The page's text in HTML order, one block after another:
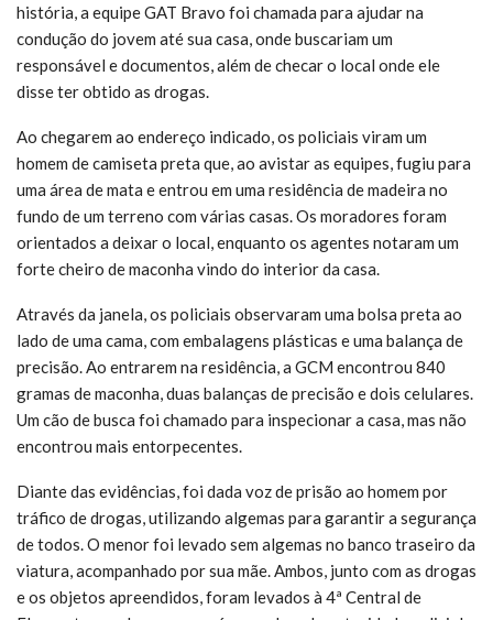
história, a equipe GAT Bravo foi chamada para ajudar na
condução do jovem até sua casa, onde buscariam um
responsável e documentos, além de checar o local onde ele
disse ter obtido as drogas.
Ao chegarem ao endereço indicado, os policiais viram um
homem de camiseta preta que, ao avistar as equipes, fugiu para
uma área de mata e entrou em uma residência de madeira no
fundo de um terreno com várias casas. Os moradores foram
orientados a deixar o local, enquanto os agentes notaram um
forte cheiro de maconha vindo do interior da casa.
Através da janela, os policiais observaram uma bolsa preta ao
lado de uma cama, com embalagens plásticas e uma balança de
precisão. Ao entrarem na residência, a GCM encontrou 840
gramas de maconha, duas balanças de precisão e dois celulares.
Um cão de busca foi chamado para inspecionar a casa, mas não
encontrou mais entorpecentes.
Diante das evidências, foi dada voz de prisão ao homem por
tráfico de drogas, utilizando algemas para garantir a segurança
de todos. O menor foi levado sem algemas no banco traseiro da
viatura, acompanhado por sua mãe. Ambos, junto com as drogas
e os objetos apreendidos, foram levados à 4ª Central de